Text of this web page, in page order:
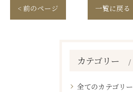
< 前のページ 一覧に戻る
カテゴリー
全てのカテゴリー